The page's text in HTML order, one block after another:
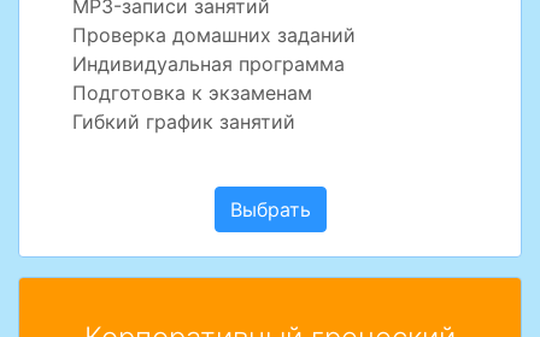
MP3-записи занятий
Проверка домашних заданий
Индивидуальная программа
Подготовка к экзаменам
Гибкий график занятий
Выбрать